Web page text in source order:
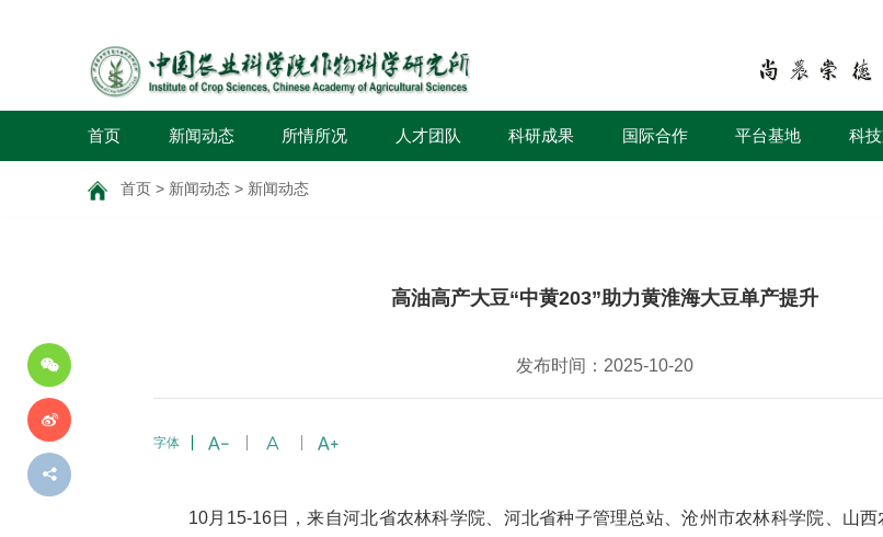
首页 新闻动态 所情所况 人才团队 科研成果 国际合作 平台基地 科
首页 > 新闻动态 > 新闻动态
高油高产大豆“中黄203”助力黄淮海大豆单产提升
发布时间：2025-10-20
字体
10月15-16日，来自河北省农林科学院、河北省种子管理总站、沧州市农林科学院、山